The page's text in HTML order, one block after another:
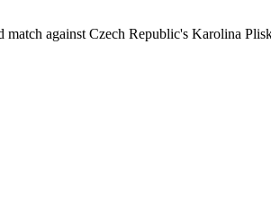
against Czech Republic's Karolina